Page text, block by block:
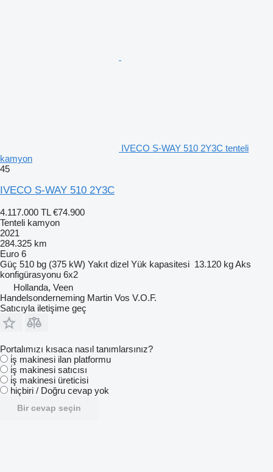
IVECO S-WAY 510 2Y3C tenteli
kamyon
45
IVECO S-WAY 510 2Y3C
4.117.000 TL €74.900
Tenteli kamyon
2021
284.325 km
Euro 6
Güç 510 bg (375 kW) Yakıt dizel Yük kapasitesi 13.120 kgAks
konfigürasyonu 6x2
Hollanda, Veen
Handelsonderneming Martin Vos V.O.F.
Satıcıyla iletişime geç
Portalımızı kısaca nasıl tanımlarsınız?
i̇ş makinesi ilan platformu
i̇ş makinesi satıcısı
i̇ş makinesi üreticisi
hiçbiri / Doğru cevap yok
Bir cevap seçin